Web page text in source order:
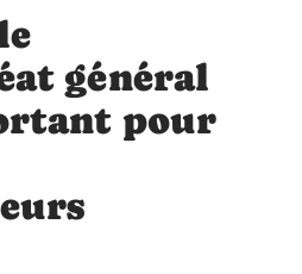
général
pour